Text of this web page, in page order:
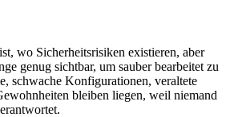
wo Sicherheitsrisiken existieren, aber
genug sichtbar, um sauber bearbeitet zu
schwache Konfigurationen, veraltete
bleiben liegen, weil niemand